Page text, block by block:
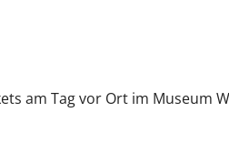
am Tag vor Ort im Museum